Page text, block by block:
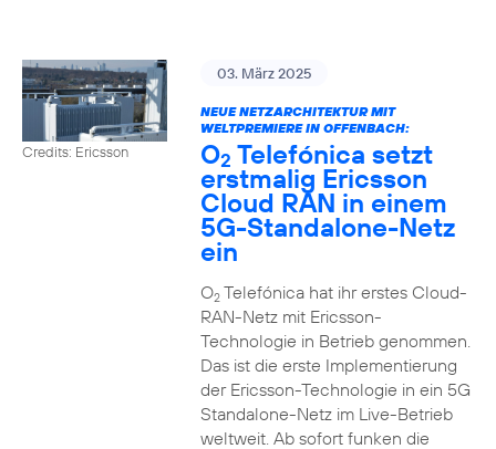
Credits: Ericsson
03. März 2025
NEUE NETZARCHITEKTUR MIT
WELTPREMIERE IN OFFENBACH:
O2 Telefónica setzt
erstmalig Ericsson
Cloud RAN in einem
5G-Standalone-Netz
ein
O2Telefónica hat ihr erstes Cloud-
RAN-Netz mit Ericsson-
Technologie in Betrieb genommen.
Das ist die erste Implementierung
der Ericsson-Technologie in ein 5G
Standalone-Netz im Live-Betrieb
weltweit. Ab sofort funken die